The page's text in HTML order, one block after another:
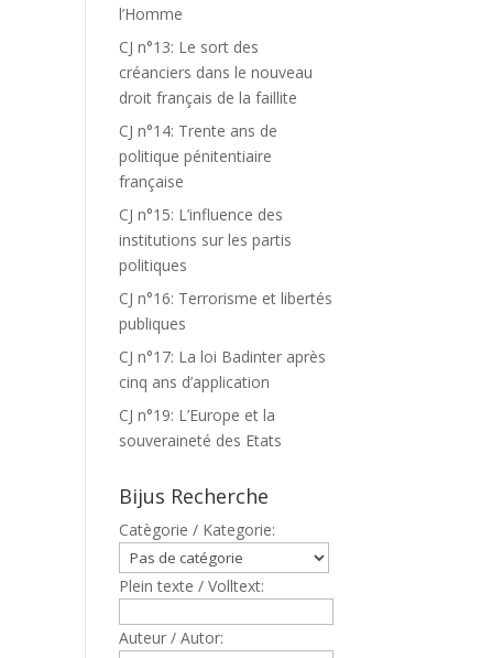
l’Homme
CJ n°13: Le sort des
créanciers dans le nouveau
droit français de la faillite
CJ n°14: Trente ans de
politique pénitentiaire
française
CJ n°15: L’influence des
institutions sur les partis
politiques
CJ n°16: Terrorisme et libertés
publiques
CJ n°17: La loi Badinter après
cinq ans d’application
CJ n°19: L’Europe et la
souveraineté des Etats
Bijus Recherche
Catègorie / Kategorie:
Plein texte / Volltext:
Auteur / Autor: